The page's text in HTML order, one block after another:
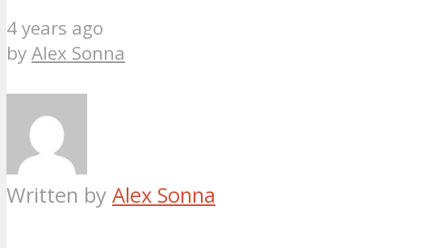
4 years ago
byAlex Sonna
Written by Alex Sonna